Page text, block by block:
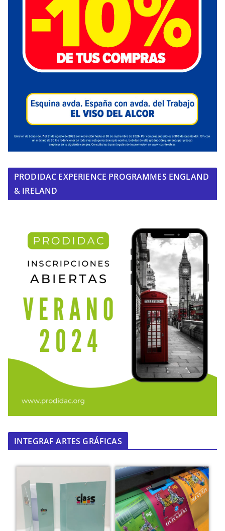
PRODIDAC EXPERIENCE PROGRAMMES ENGLAND
& IRELAND
INTEGRAF ARTES GRÁFICAS